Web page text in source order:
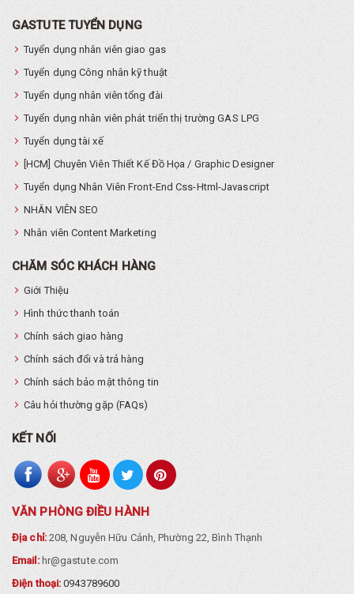
GASTUTE TUYỂN DỤNG
Tuyển dụng nhân viên giao gas
Tuyển dụng Công nhân kỹ thuật
Tuyển dụng nhân viên tổng đài
Tuyển dụng nhân viên phát triển thị trường GAS LPG
Tuyển dụng tài xế
[HCM] Chuyên Viên Thiết Kế Đồ Họa / Graphic Designer
Tuyển dụng Nhân Viên Front-End Css-Html-Javascript
NHÂN VIÊN SEO
Nhân viên Content Marketing
CHĂM SÓC KHÁCH HÀNG
Giới Thiệu
Hình thức thanh toán
Chính sách giao hàng
Chính sách đổi và trả hàng
Chính sách bảo mật thông tin
Câu hỏi thường gặp (FAQs)
KẾT NỐI
VĂN PHÒNG ĐIỀU HÀNH
Địa chỉ:208, Nguyễn Hữu Cảnh, Phường 22, Bình Thạnh
Email: hr@gastute.com
Điện thoại:0943789600